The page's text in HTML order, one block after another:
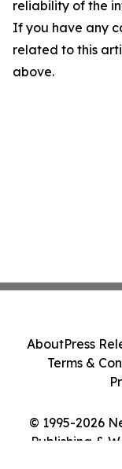
reliability of the
If you have any
related to this
above.
© 1995-2026
Publishing &
AboutPress
Terms &